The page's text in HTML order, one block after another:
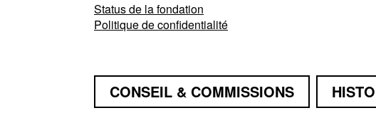
Status de la fondation
Politique de confidentialité
CONSEIL & COMMISSIONS